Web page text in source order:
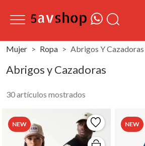
Mujer Ropa Abrigos Y Cazadoras
Abrigos y Cazadoras
30 artículos mostrados
NEW NEW